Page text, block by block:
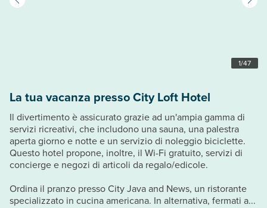
1/47
La tua vacanza presso City Loft Hotel
Il divertimento è assicurato grazie ad un'ampia gamma di
servizi ricreativi, che includono una sauna, una palestra
aperta giorno e notte e un servizio di noleggio biciclette.
Questo hotel propone, inoltre, il Wi-Fi gratuito, servizi di
concierge e negozi di articoli da regalo/edicole.
Ordina il pranzo presso City Java and News, un ristorante
specializzato in cucina americana. In alternativa, fermati a...